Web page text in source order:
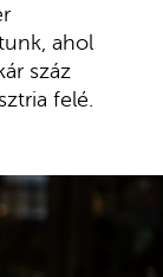
ahol
száz
felé.